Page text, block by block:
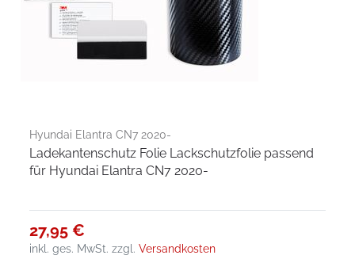
Hyundai Elantra CN7 2020-
Ladekantenschutz Folie Lackschutzfolie passend
für Hyundai Elantra CN7 2020-
27,95 €
inkl. ges. MwSt. zzgl.Versandkosten